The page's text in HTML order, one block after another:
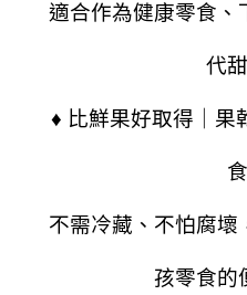
適合作為健康零食、
代
♦ 比鮮果好取得｜果
不需冷藏、不怕腐壞
孩零食的